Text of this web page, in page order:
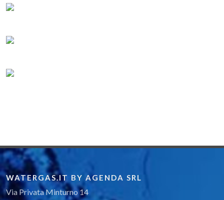
WATERGAS.IT BY AGENDA SRL
Via Privata Minturno 14